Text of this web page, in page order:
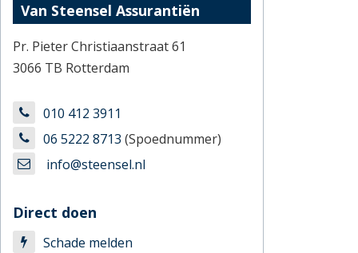
Van Steensel Assurantiën
Pr. Pieter Christiaanstraat 61
3066 TB Rotterdam
010 412 3911
06 5222 8713 (Spoednummer)
info@steensel.nl
Direct doen
Schade melden